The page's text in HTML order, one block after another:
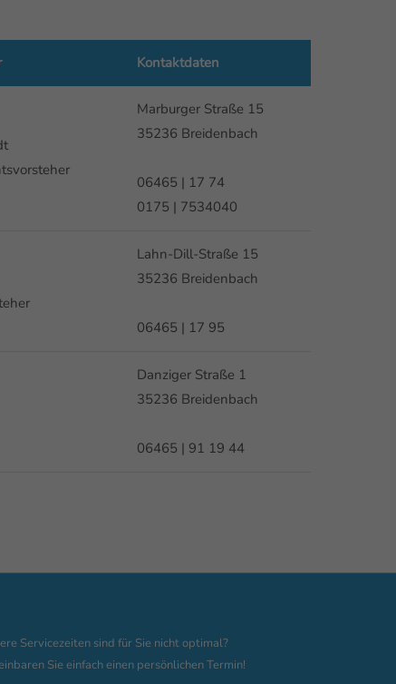
Kontaktdaten
Marburger Straße 15
35236 Breidenbach
06465 | 17 74
0175 | 7534040
Lahn-Dill-Straße 15
35236 Breidenbach
06465 | 17 95
Danziger Straße 1
35236 Breidenbach
06465 | 91 19 44
Servicezeiten sind für Sie nicht optimal?
Sie einfach einen persönlichen Termin!